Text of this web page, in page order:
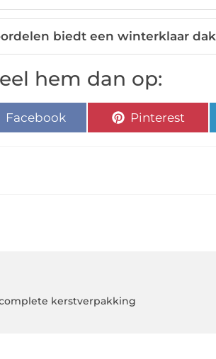
biedt een winterklaar
hem dan op:
Facebook Pinterest
kerstverpakking